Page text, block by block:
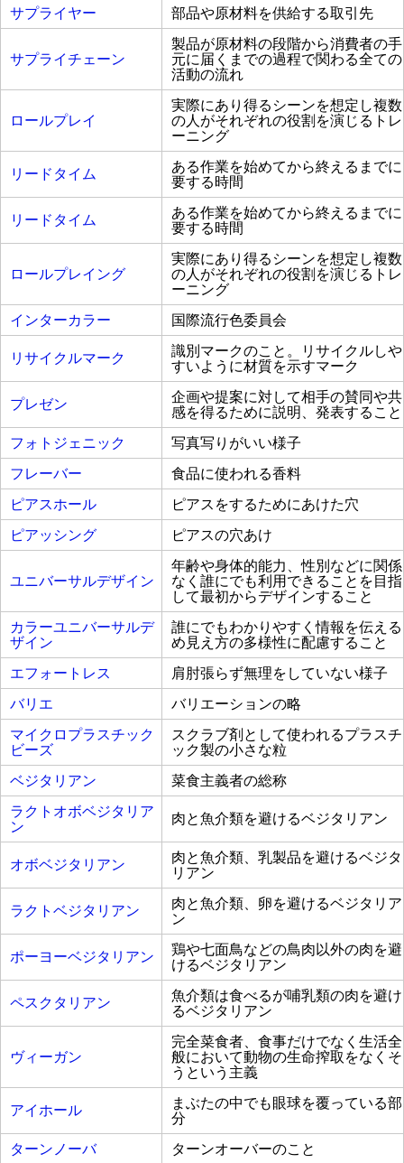
サプライヤー
部品や原材料を供給する取引先
サプライチェーン
製品が原材料の段階から消費者の手
元に届くまでの過程で関わる全ての
活動の流れ
ロールプレイ
実際にあり得るシーンを想定し複数
の人がそれぞれの役割を演じるトレ
ーニング
リードタイム
ある作業を始めてから終えるまでに
要する時間
リードタイム
ある作業を始めてから終えるまでに
要する時間
ロールプレイング
実際にあり得るシーンを想定し複数
の人がそれぞれの役割を演じるトレ
ーニング
インターカラー
国際流行色委員会
リサイクルマーク
識別マークのこと。リサイクルしや
すいように材質を示すマーク
プレゼン
企画や提案に対して相手の賛同や共
感を得るために説明、発表すること
フォトジェニック
写真写りがいい様子
フレーバー
食品に使われる香料
ピアスホール
ピアスをするためにあけた穴
ピアッシング
ピアスの穴あけ
ユニバーサルデザイン
年齢や身体的能力、性別などに関係
なく誰にでも利用できることを目指
して最初からデザインすること
カラーユニバーサルデ
ザイン
誰にでもわかりやすく情報を伝える
め見え方の多様性に配慮すること
エフォートレス
肩肘張らず無理をしていない様子
バリエ
バリエーションの略
マイクロプラスチック
ビーズ
スクラブ剤として使われるプラスチ
ック製の小さな粒
ベジタリアン
菜食主義者の総称
ラクトオボベジタリア
ン
肉と魚介類を避けるベジタリアン
オボベジタリアン
肉と魚介類、乳製品を避けるベジタ
リアン
ラクトベジタリアン
肉と魚介類、卵を避けるベジタリア
ン
ポーヨーベジタリアン
鶏や七面鳥などの鳥肉以外の肉を避
けるベジタリアン
ペスクタリアン
魚介類は食べるが哺乳類の肉を避け
るベジタリアン
ヴィーガン
完全菜食者、食事だけでなく生活全
般において動物の生命搾取をなくそ
うという主義
アイホール
まぶたの中でも眼球を覆っている部
分
ターンノーバ
ターンオーバーのこと